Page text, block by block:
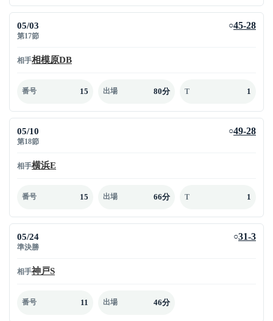
05/03
第17節
○45-28
相手相模原DB
番号 15 出場 80分 T 1
05/10
第18節
○49-28
相手横浜E
番号 15 出場 66分 T 1
05/24
準決勝
○31-3
相手神戸S
番号 11 出場 46分